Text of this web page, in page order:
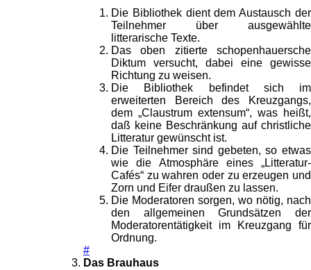
Die Bibliothek dient dem Austausch der
Teilnehmer über ausgewählte
litterarische Texte.
Das oben zitierte schopenhauersche
Diktum versucht, dabei eine gewisse
Richtung zu weisen.
Die Bibliothek befindet sich im
erweiterten Bereich des Kreuzgangs,
dem „Claustrum extensum“, was heißt,
daß keine Beschränkung auf christliche
Litteratur gewünscht ist.
Die Teilnehmer sind gebeten, so etwas
wie die Atmosphäre eines „Litteratur-
Cafés“ zu wahren oder zu erzeugen und
Zorn und Eifer draußen zu lassen.
Die Moderatoren sorgen, wo nötig, nach
den allgemeinen Grundsätzen der
Moderatorentätigkeit im Kreuzgang für
Ordnung.
#
Das Brauhaus